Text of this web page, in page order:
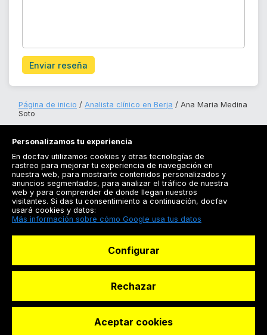
Enviar reseña
Página de inicio Analista clínico en Berja
Ana Maria Medina
Soto
Registrarse
Docfav
© Dashboard Technologies S.L
Personalizamos tu experiencia
En docfav utilizamos cookies y otras tecnologías de
rastreo para mejorar tu experiencia de navegación en
nuestra web, para mostrarte contenidos personalizados y
anuncios segmentados, para analizar el tráfico de nuestra
web y para comprender de donde llegan nuestros
visitantes. Si das tu consentimiento a continuación, docfav
usará cookies y datos:
Más información sobre cómo Google usa tus datos
Configurar
Rechazar
Aceptar cookies